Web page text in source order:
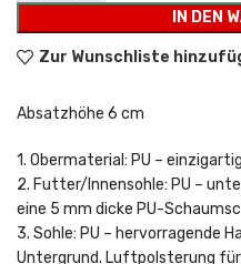
IN DEN
Zur Wunschliste
Absatzhöhe 6 cm
1. Obermaterial: PU –
2. Futter/Innensohle: PU –
eine 5 mm dicke PU-
3. Sohle: PU – hervorragende
Untergrund. Luftpolsterung